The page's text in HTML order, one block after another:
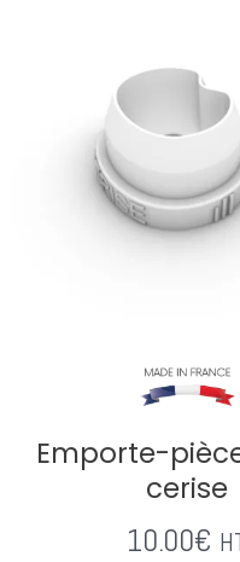
Emporte-
cerise
10.00€